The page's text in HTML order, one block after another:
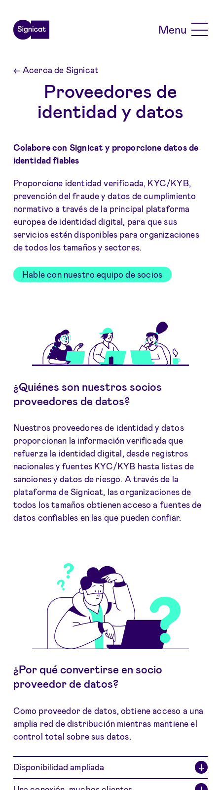
Menu
←Acerca de Signicat
Proveedores de
identidad y datos
Colabore con Signicat y proporcione datos de
identidad fiables
Proporcione identidad verificada, KYC/KYB,
prevención del fraude y datos de cumplimiento
normativo a través de la principal plataforma
europea de identidad digital, para que sus
servicios estén disponibles para organizaciones
de todos los tamaños y sectores.
Hable con nuestro equipo de socios
¿Quiénes son nuestros socios
proveedores de datos?
Nuestros proveedores de identidad y datos
proporcionan la información verificada que
refuerza la identidad digital, desde registros
nacionales y fuentes KYC/KYB hasta listas de
sanciones y datos de riesgo. A través de la
plataforma de Signicat, las organizaciones de
todos los tamaños obtienen acceso a fuentes de
datos confiables en las que pueden confiar.
¿Por qué convertirse en socio
proveedor de datos?
Como proveedor de datos, obtiene acceso a una
amplia red de distribución mientras mantiene el
control total sobre sus datos.
Disponibilidad ampliada ↓